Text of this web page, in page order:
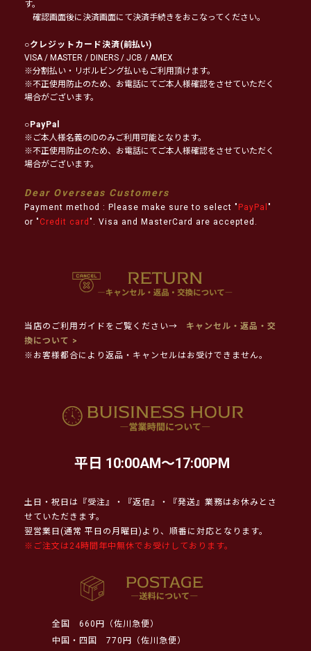
す。
確認画面後に決済画面にて決済手続きをおこなってください。
○クレジットカード決済(前払い)
VISA / MASTER / DINERS / JCB / AMEX
※分割払い・リボルビング払いもご利用頂けます。
※不正使用防止のため、お電話にてご本人様確認をさせていただく
場合がございます。
○PayPal
※ご本人様名義のIDのみご利用可能となります。
※不正使用防止のため、お電話にてご本人様確認をさせていただく
場合がございます。
Dear Overseas Customers
Payment method : Please make sure to select " PayPal "
or " Credit card ". Visa and MasterCard are accepted.
当店のご利用ガイドをご覧ください→
キャンセル・返品・交
換について >
※お客様都合により返品・キャンセルはお受けできません。
平日 10:00AM～17:00PM
土日・祝日は『受注』・『返信』・『発送』業務はお休みとさ
せていただきます。
翌営業日(通常 平日の月曜日)より、順番に対応となります。
※ご注文は24時間年中無休でお受けしております。
全国
660円（佐川急便）
中国・四国
770円（佐川急便）